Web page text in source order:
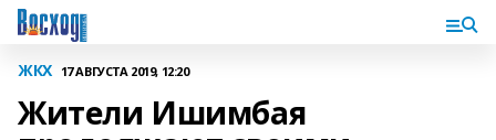
ЖКХ 17 АВГУСТА 2019, 12:20
Жители Ишимбая